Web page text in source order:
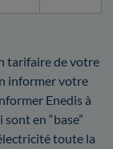
tarifaire de votre
informer votre
Enedis à
en “base”
toute la